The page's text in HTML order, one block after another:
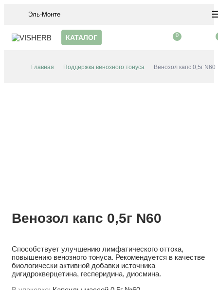
Эль-Монте
КАТАЛОГ 0
Главная Поддержка венозного тонуса Венозол капс 0,5г N60
Венозол капс 0,5г N60
Способствует улучшению лимфатического оттока,
повышению венозного тонуса. Рекомендуется в качестве
биологически активной добавки источника
дигидрокверцетина, гесперидина, диосмина.